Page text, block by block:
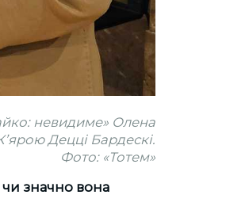
невидиме» Олена
Децці Бардескі.
Фото: «Тотем»
значно вона